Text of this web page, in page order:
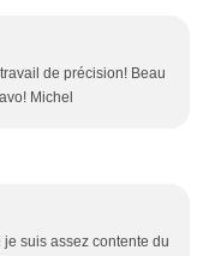
de précision! Beau
Michel
suis assez contente du